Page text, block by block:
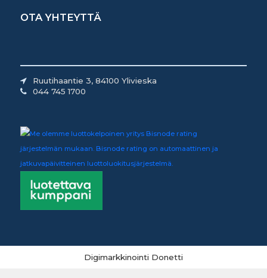
OTA YHTEYTTÄ
Ruutihaantie 3, 84100 Ylivieska
044 745 1700
Digimarkkinointi Donetti